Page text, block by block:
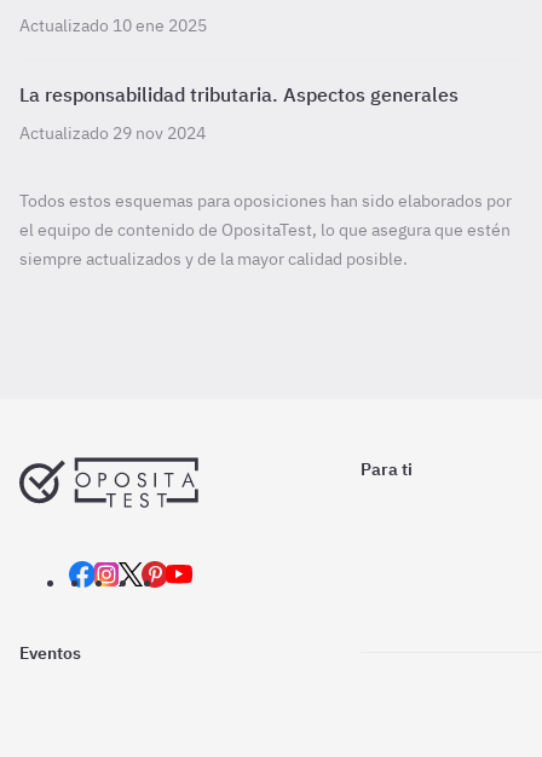
Actualizado 10 ene 2025
La responsabilidad tributaria. Aspectos generales
Actualizado 29 nov 2024
Todos estos esquemas para oposiciones han sido elaborados por
el equipo de contenido de OpositaTest, lo que asegura que estén
siempre actualizados y de la mayor calidad posible.
Para ti
Eventos